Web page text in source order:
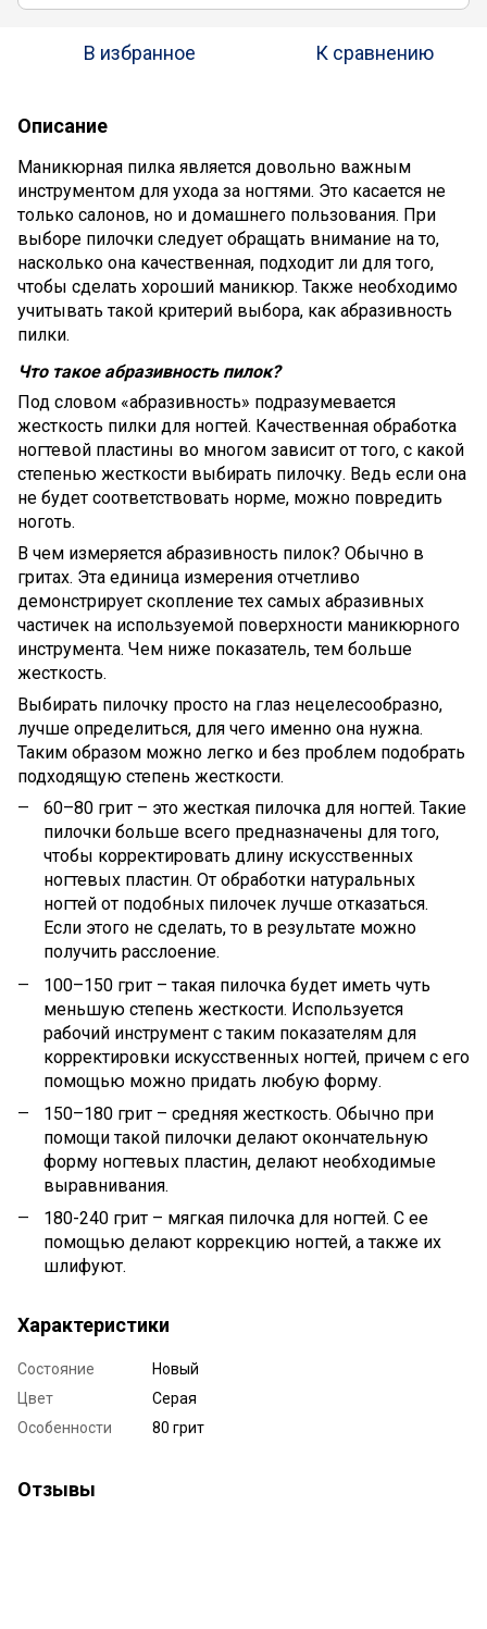
В избранное К сравнению
Описание
Маникюрная пилка является довольно важным
инструментом для ухода за ногтями. Это касается не
только салонов, но и домашнего пользования. При
выборе пилочки следует обращать внимание на то,
насколько она качественная, подходит ли для того,
чтобы сделать хороший маникюр. Также необходимо
учитывать такой критерий выбора, как абразивность
пилки.
Что такое абразивность пилок?
Под словом «абразивность» подразумевается
жесткость пилки для ногтей. Качественная обработка
ногтевой пластины во многом зависит от того, с какой
степенью жесткости выбирать пилочку. Ведь если она
не будет соответствовать норме, можно повредить
ноготь.
В чем измеряется абразивность пилок? Обычно в
гритах. Эта единица измерения отчетливо
демонстрирует скопление тех самых абразивных
частичек на используемой поверхности маникюрного
инструмента. Чем ниже показатель, тем больше
жесткость.
Выбирать пилочку просто на глаз нецелесообразно,
лучше определиться, для чего именно она нужна.
Таким образом можно легко и без проблем подобрать
подходящую степень жесткости.
60–80 грит – это жесткая пилочка для ногтей. Такие
пилочки больше всего предназначены для того,
чтобы корректировать длину искусственных
ногтевых пластин. От обработки натуральных
ногтей от подобных пилочек лучше отказаться.
Если этого не сделать, то в результате можно
получить расслоение.
100–150 грит – такая пилочка будет иметь чуть
меньшую степень жесткости. Используется
рабочий инструмент с таким показателям для
корректировки искусственных ногтей, причем с его
помощью можно придать любую форму.
150–180 грит – средняя жесткость. Обычно при
помощи такой пилочки делают окончательную
форму ногтевых пластин, делают необходимые
выравнивания.
180-240 грит – мягкая пилочка для ногтей. С ее
помощью делают коррекцию ногтей, а также их
шлифуют.
Характеристики
Состояние
Новый
Цвет
Серая
Особенности
80 грит
Отзывы